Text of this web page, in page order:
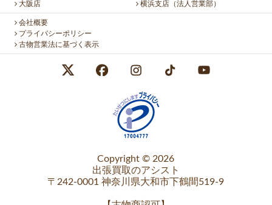
大阪店
横浜支店（法人営業部）
会社概要
プライバシーポリシー
古物営業法に基づく表示
Copyright © 2026
出張買取のアシスト
〒242-0001 神奈川県大和市下鶴間519-9